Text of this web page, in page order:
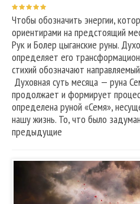
Чтобы обозначить энергии,
ориентирами на предстоящий
Рук и Болер цыганские руны.
определяет его
стихий обозначают
Духовная суть месяца — руна
продолжает и формирует
определена руной «Семя»,
нашу жизнь. То, что было
предыдущие